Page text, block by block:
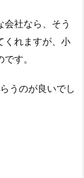
社なら、そう
くれますが、小
す。
うのが良いでし